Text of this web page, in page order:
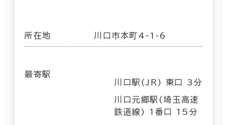
所在地 川口市本町4-1-6
最寄駅
川口駅(JR) 東口 3分
川口元郷駅(埼玉高速
鉄道線) 1番口 15分